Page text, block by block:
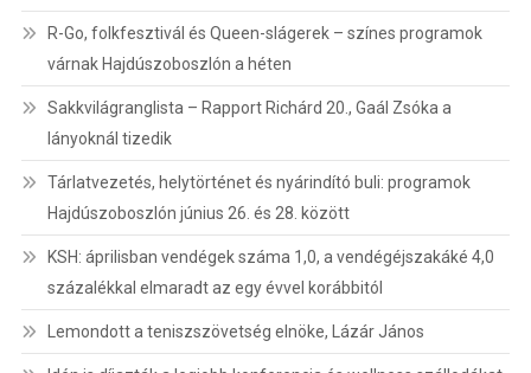
R-Go, folkfesztivál és Queen-slágerek – színes programok
várnak Hajdúszoboszlón a héten
Sakkvilágranglista – Rapport Richárd 20., Gaál Zsóka a
lányoknál tizedik
Tárlatvezetés, helytörténet és nyárindító buli: programok
Hajdúszoboszlón június 26. és 28. között
KSH: áprilisban vendégek száma 1,0, a vendégéjszakáké 4,0
százalékkal elmaradt az egy évvel korábbitól
Lemondott a teniszszövetség elnöke, Lázár János